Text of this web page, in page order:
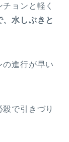
ョンと軽く
、水しぶきと
進行が早い
で引きづり